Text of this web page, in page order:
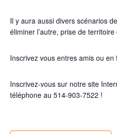
Il y aura aussi divers scénarios
éliminer l’autre, prise de
Inscrivez vous entres amis ou en
Inscrivez-vous sur notre site
téléphone au 514-903-7522 !